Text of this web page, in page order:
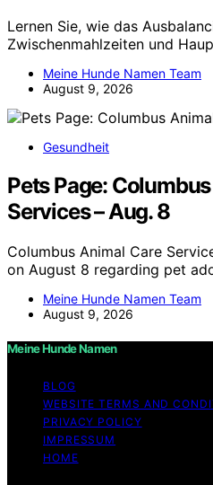
Lernen Sie, wie das
Zwischenmahlzeiten und
Meine Hunde Namen Team
August 9, 2026
Gesundheit
Pets Page:
Services – Aug. 8
Columbus Animal Care
on August 8 regarding pet
Meine Hunde Namen Team
August 9, 2026
Meine Hunde Namen
BLOG
WEBSITE TERMS AND
PRIVACY POLICY
IMPRESSUM
HOME